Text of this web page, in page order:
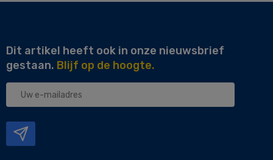
Dit artikel heeft ook in onze nieuwsbrief
gestaan. Blijf op de hoogte.
Uw